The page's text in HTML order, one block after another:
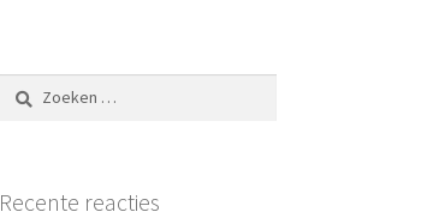
Zoeken
naar:
Recente reacties